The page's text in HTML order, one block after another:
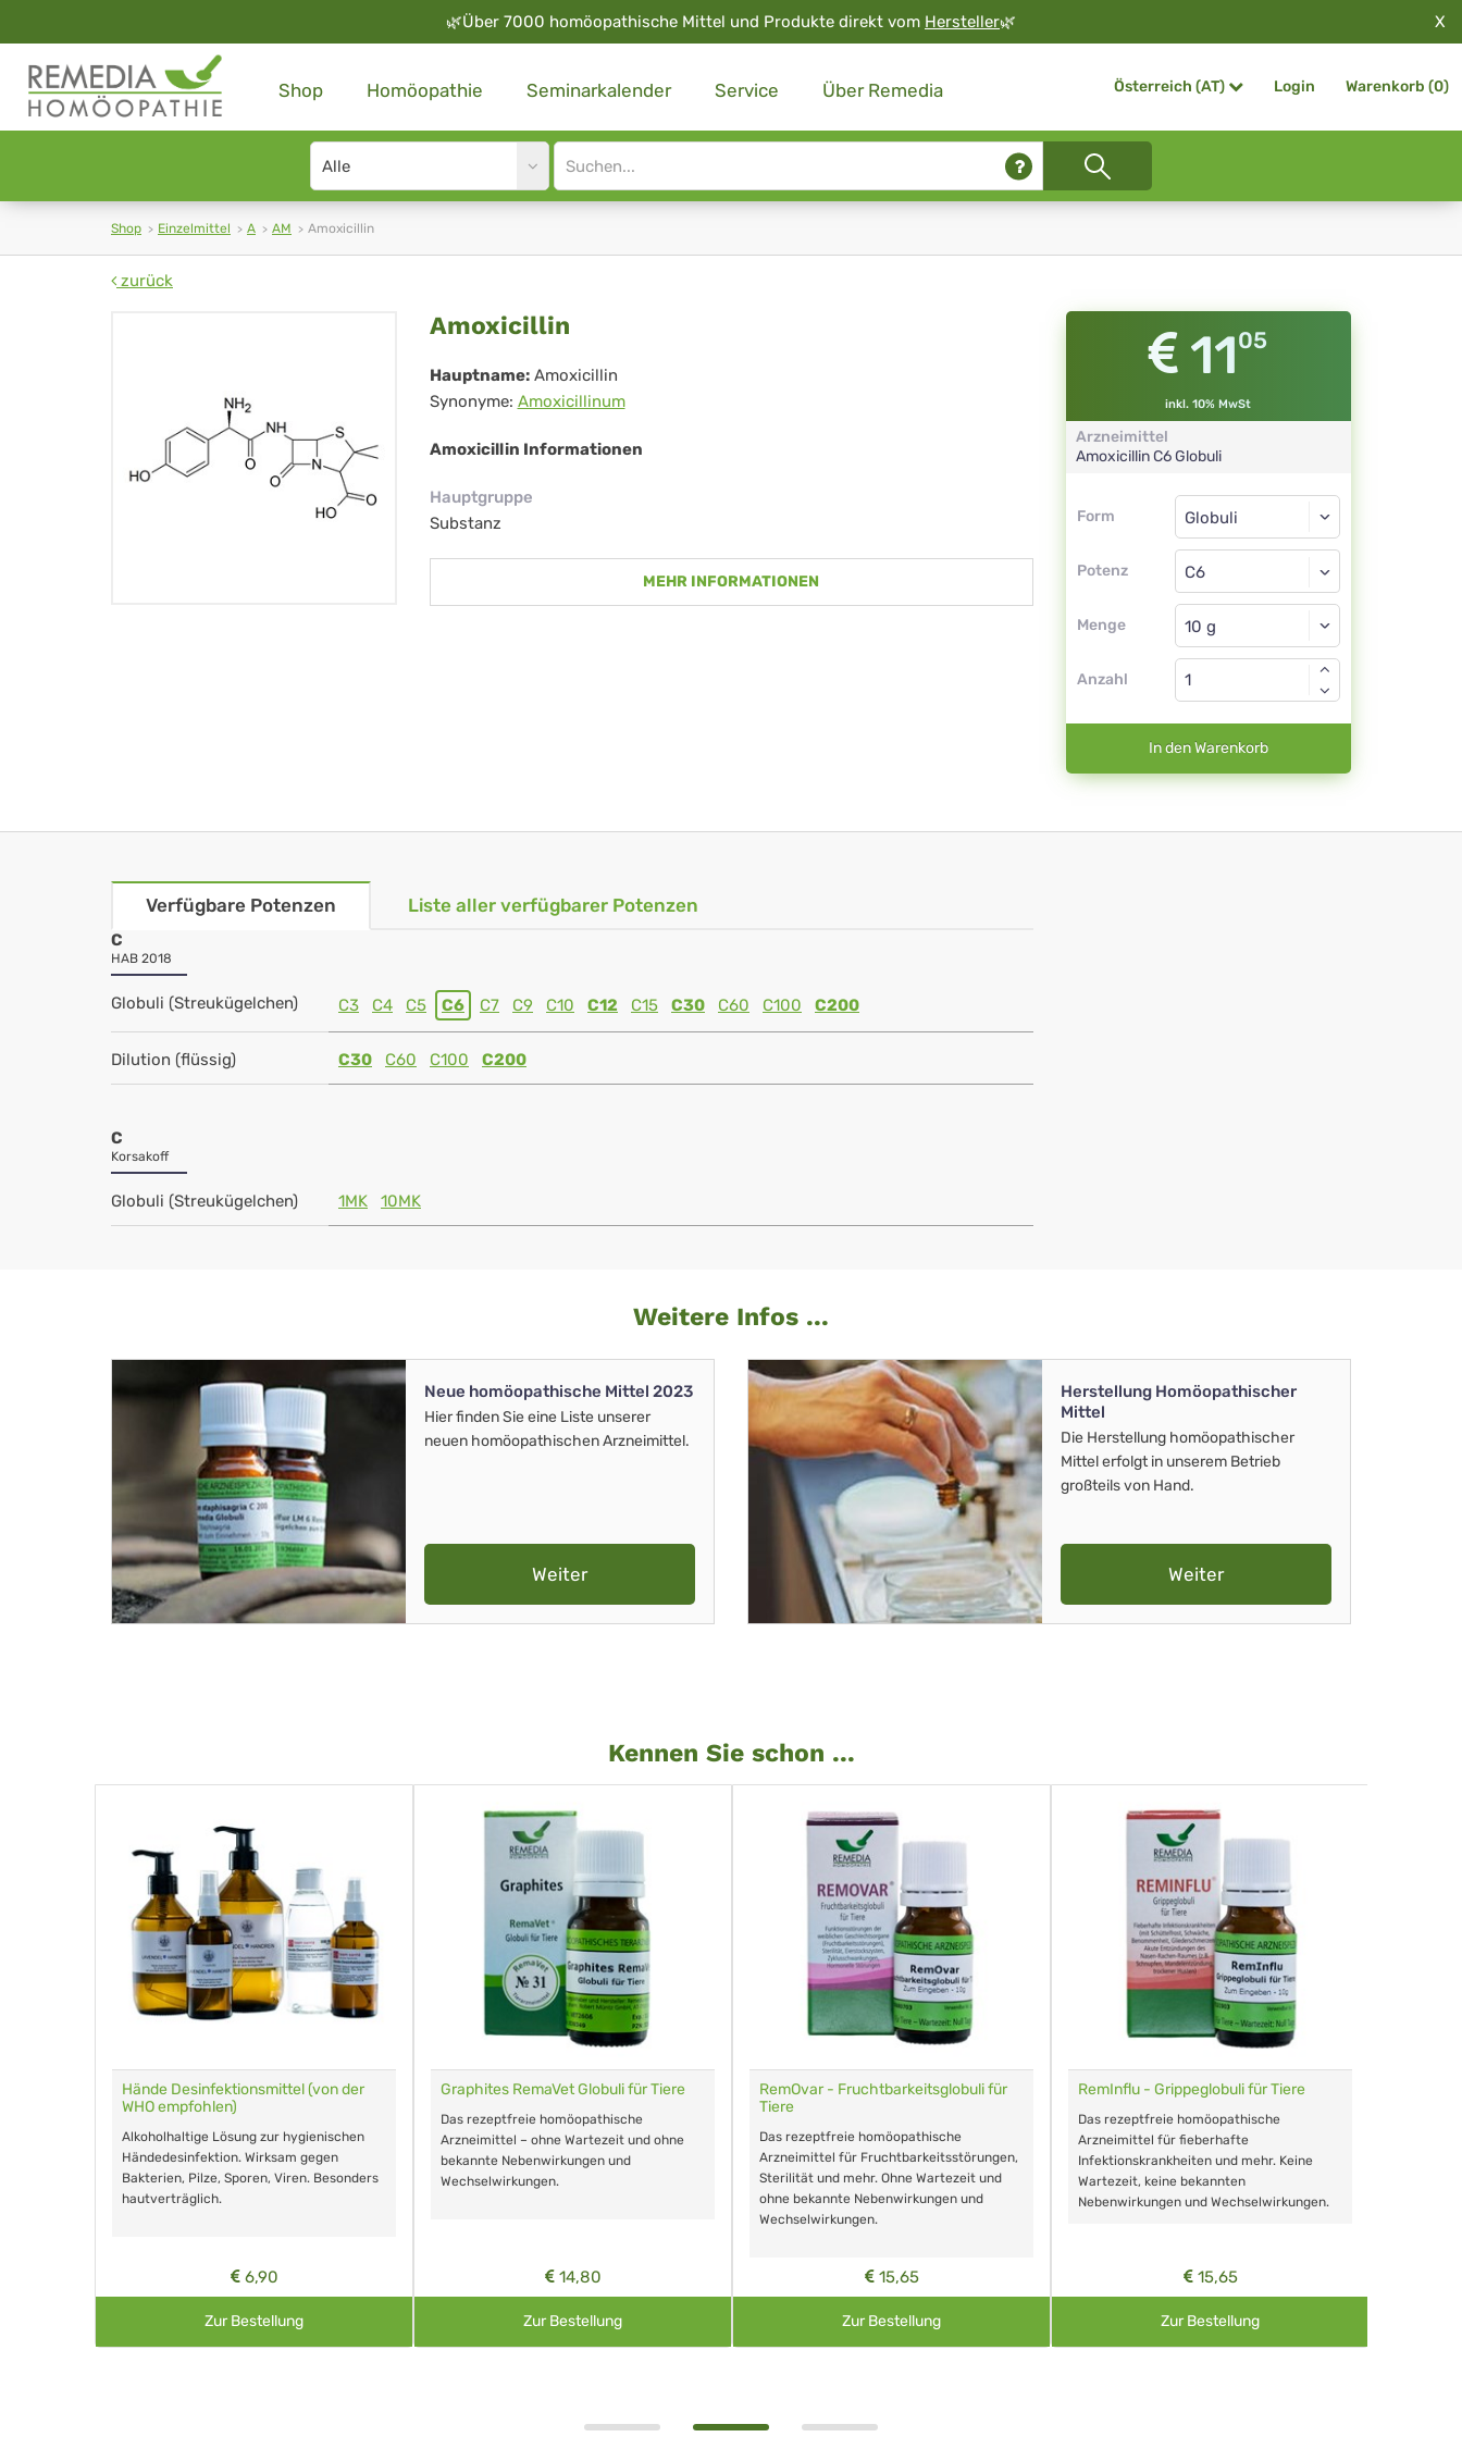
🌿Über 7000 homöopathische Mittel und Produkte direkt vom Hersteller🌿 X
Shop Homöopathie Seminarkalender Service Über Remedia Österreich (AT) Login Warenkorb (0)
Search
type
Site
search
Shop Einzelmittel A AM Amoxicillin
zurück
Amoxicillin
Amoxicillin
Hauptname: Amoxicillin
Synonyme: Amoxicillinum
Amoxicillin Informationen
Hauptgruppe
Substanz
MEHR INFORMATIONEN
1105
inkl. 10% MwSt
Arzneimittel
AmoxicillinC6 Globuli
Form
Form
Potenz
Globuli
C6
Menge
Globuli
Anzahl
In den Warenkorb
Verfügbare Potenzen Liste aller verfügbarer Potenzen
C
HAB 2018
Globuli (Streukügelchen) C3 C4 C5 C6 C7 C9 C10 C12 C15 C30 C60 C100 C200
Dilution (flüssig) C30 C60 C100 C200
C
Korsakoff
Globuli (Streukügelchen) 1MK 10MK
Weitere Infos ...
Neue homöopathische Mittel 2023
Hier finden Sie eine Liste unserer
neuen homöopathischen Arzneimittel.
Weiter
Herstellung Homöopathischer
Mittel
Die Herstellung homöopathischer
Mittel erfolgt in unserem Betrieb
großteils von Hand.
Weiter
Kennen Sie schon ...
Hände Desinfektionsmittel (von der
WHO empfohlen)
Alkoholhaltige Lösung zur hygienischen
Händedesinfektion. Wirksam gegen
Bakterien, Pilze, Sporen, Viren. Besonders
hautverträglich.
6,90
Zur Bestellung
Graphites RemaVet Globuli für Tiere
Das rezeptfreie homöopathische
Arzneimittel – ohne Wartezeit und ohne
bekannte Nebenwirkungen und
Wechselwirkungen.
14,80
Zur Bestellung
RemOvar - Fruchtbarkeitsglobuli für
Tiere
Das rezeptfreie homöopathische
Arzneimittel für Fruchtbarkeitsstörungen,
Sterilität und mehr. Ohne Wartezeit und
ohne bekannte Nebenwirkungen und
Wechselwirkungen.
15,65
Zur Bestellung
RemInflu - Grippeglobuli für Tiere
Das rezeptfreie homöopathische
Arzneimittel für fieberhafte
Infektionskrankheiten und mehr. Keine
Wartezeit, keine bekannten
Nebenwirkungen und Wechselwirkungen.
15,65
Zur Bestellung